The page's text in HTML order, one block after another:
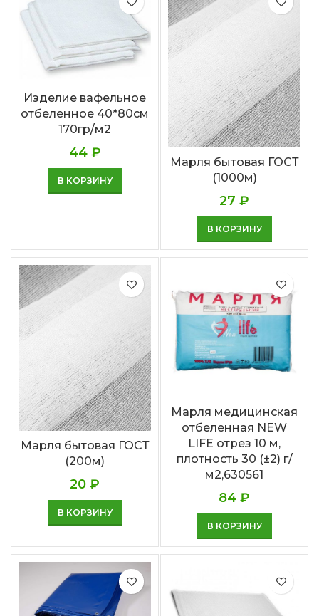
Изделие вафельное
отбеленное 40*80см
170гр/м2
44 ₽
В КОРЗИНУ
Марля бытовая ГОСТ
(1000м)
27 ₽
В КОРЗИНУ
Марля бытовая ГОСТ
(200м)
20 ₽
В КОРЗИНУ
Марля медицинская
отбеленная NEW
LIFE отрез 10 м,
плотность 30 (±2) г/
м2,630561
84 ₽
В КОРЗИНУ